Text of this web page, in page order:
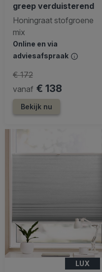
greep verduisterend
Honingraat stofgroene
mix
Online en via
adviesafspraak
vanaf € 138
€ 172
Bekijk nu
LUX